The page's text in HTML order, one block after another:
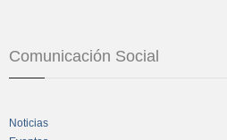
Comunicación Social
Noticias